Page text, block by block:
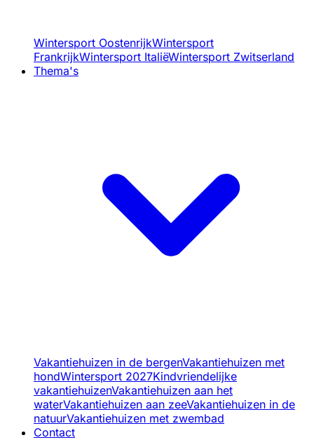
Wintersport OostenrijkWintersport
FrankrijkWintersport ItaliëWintersport Zwitserland
Thema's
Vakantiehuizen in de bergenVakantiehuizen met
hondWintersport 2027Kindvriendelijke
vakantiehuizenVakantiehuizen aan het
waterVakantiehuizen aan zeeVakantiehuizen in de
natuurVakantiehuizen met zwembad
Contact